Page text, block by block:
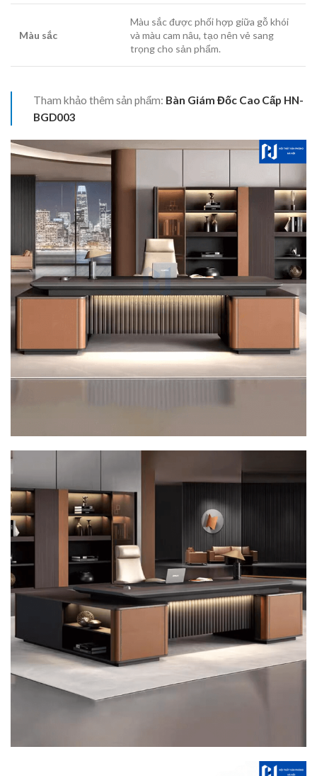
Màu sắc
Màu sắc được phối hợp giữa gỗ khói
và màu cam nâu, tạo nên vẻ sang
trọng cho sản phẩm.
Tham khảo thêm sản phẩm: Bàn Giám Đốc Cao Cấp HN-
BGD003